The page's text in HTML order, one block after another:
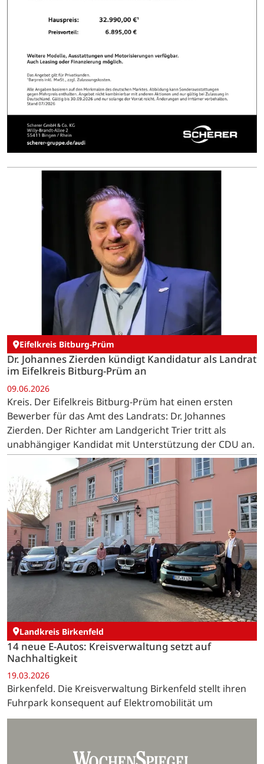
Eifelkreis Bitburg-Prüm
Dr. Johannes Zierden kündigt Kandidatur als Landrat
im Eifelkreis Bitburg-Prüm an
09.06.2026
Kreis. Der Eifelkreis Bitburg-Prüm hat einen ersten
Bewerber für das Amt des Landrats: Dr. Johannes
Zierden. Der Richter am Landgericht Trier tritt als
unabhängiger Kandidat mit Unterstützung der CDU an.
Landkreis Birkenfeld
14 neue E-Autos: Kreisverwaltung setzt auf
Nachhaltigkeit
19.03.2026
Birkenfeld. Die Kreisverwaltung Birkenfeld stellt ihren
Fuhrpark konsequent auf Elektromobilität um